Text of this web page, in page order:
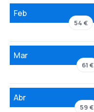
Feb
54 €
Mar
61 €
Abr
59 €